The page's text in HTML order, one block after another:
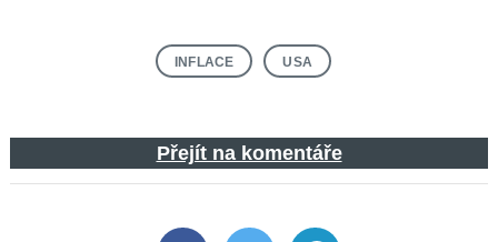
INFLACE USA
Přejít na komentáře